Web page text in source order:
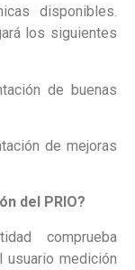
disponibles.
los siguientes
de buenas
de mejoras
del PRIO?
comprueba
usuario medición